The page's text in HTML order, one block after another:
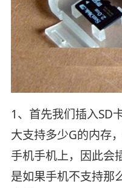
1、首先我们插入SD
大支持多少G的内存
手机手机上，因此会
是如果手机不支持那